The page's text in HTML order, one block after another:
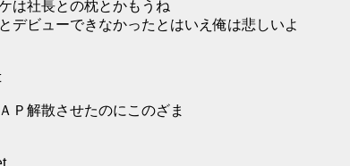
は社長との枕とかもうね
デビューできなかったとはいえ俺は悲しいよ
Ｐ解散させたのにこのざま